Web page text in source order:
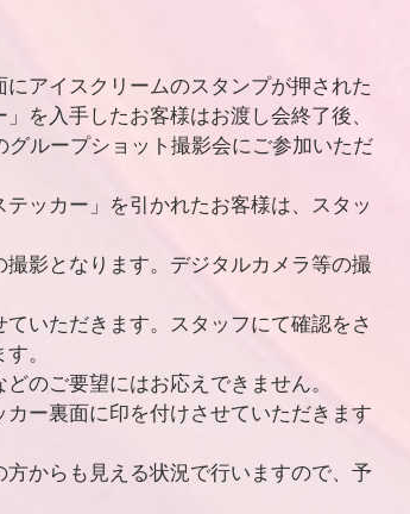
アイスクリームのスタンプが押された
を入手したお客様はお渡し会終了後、
グループショット撮影会にご参加いただ
ッカー」を引かれたお客様は、スタッ
影となります。デジタルカメラ等の撮
いただきます。スタッフにて確認をさ
。
のご要望にはお応えできません。
ー裏面に印を付けさせていただきます
からも見える状況で行いますので、予